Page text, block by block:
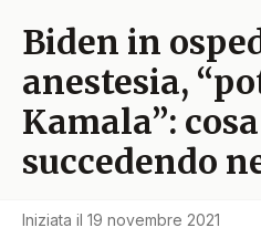
Biden in
anestesia,
Kamala”:
succedendo
Iniziata il 19 novembre 2021